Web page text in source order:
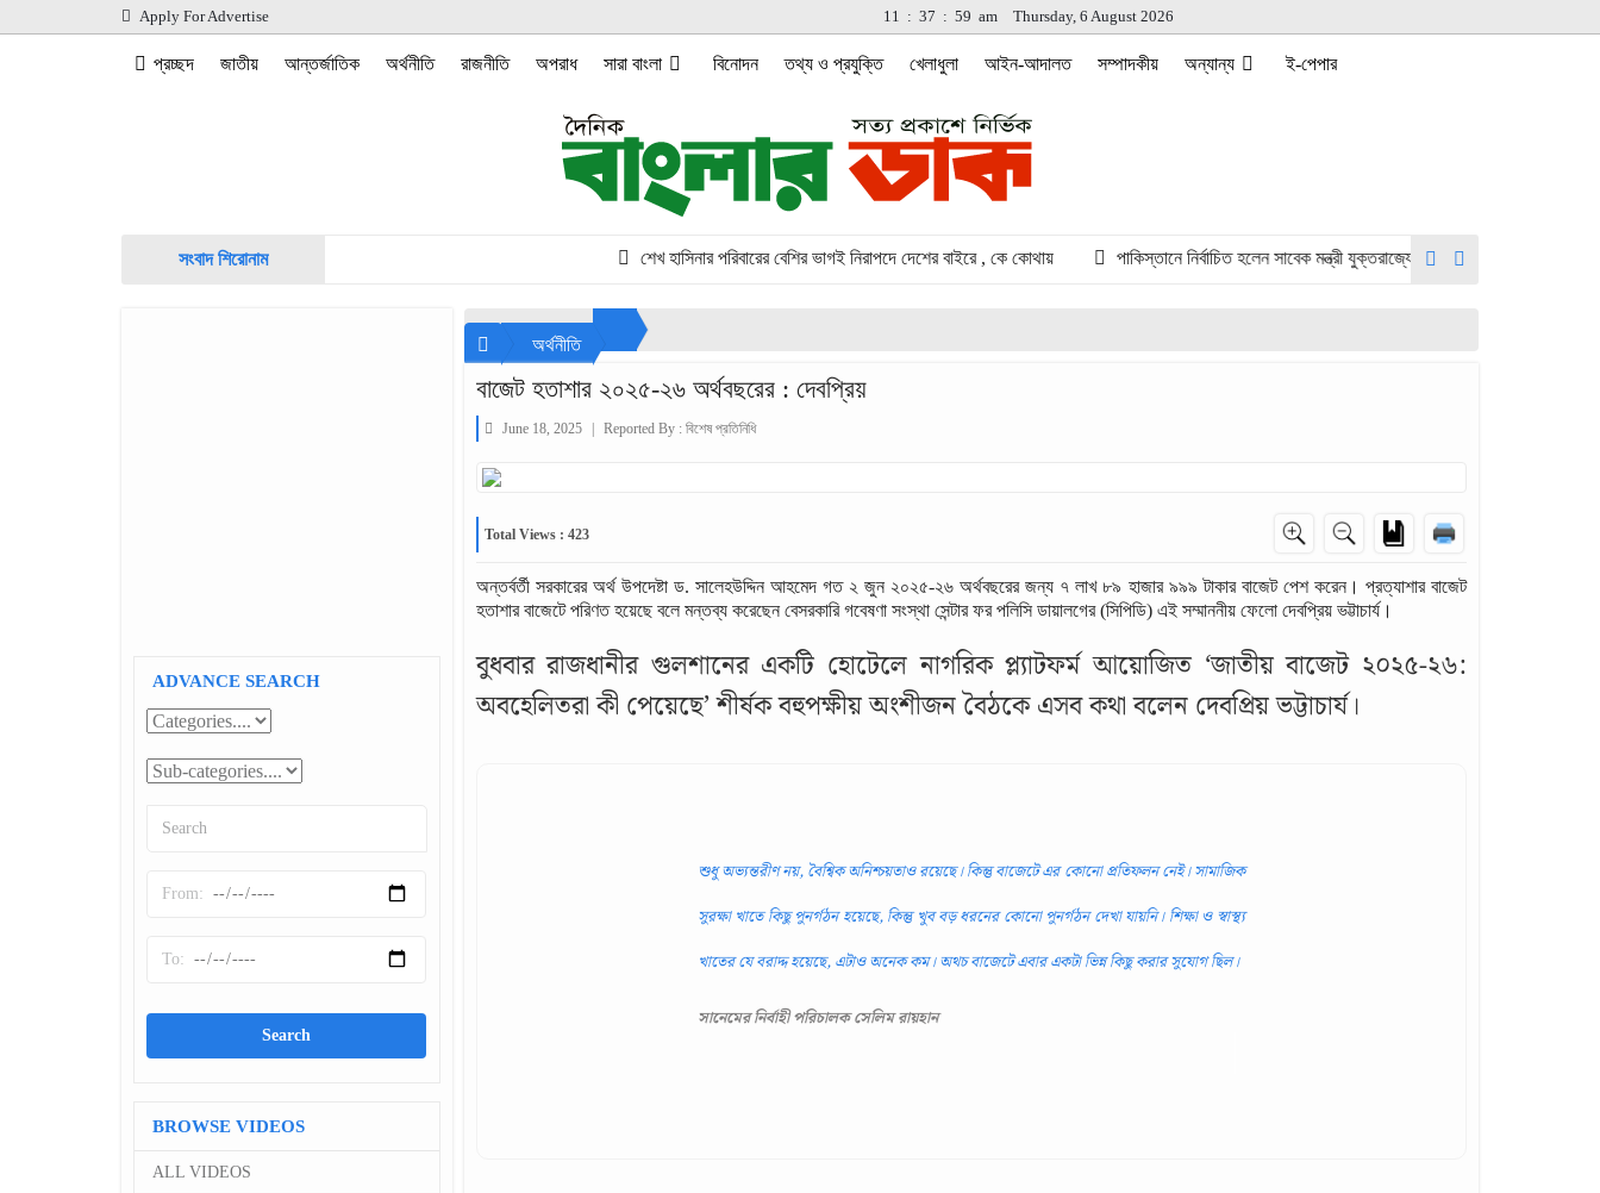
Apply For Advertise 11 : 37 : 59 am Thursday, 6 August 2026
প্রচ্ছদ জাতীয় আন্তর্জাতিক অর্থনীতি রাজনীতি অপরাধ সারা বাংলা বিনোদন তথ্য ও প্রযুক্তি খেলাধুলা আইন-আদালত সম্পাদকীয় অন্যান্য ই-পেপার
সংবাদ শিরোনাম শেখ হাসিনার পরিবারের বেশির ভাগই নিরাপদে দেশের বাইরে , কে কোথায় পাকিস্তানে নির্বাচিত হলেন সাবেক মন্ত্রী যুক্তরাজ্যে ধর্ষণ মামলায় জামিনে,
ADVANCE SEARCH
BROWSE VIDEOS
ALL VIDEOS
অর্থনীতি
বাজেট হতাশার ২০২৫-২৬ অর্থবছরের : দেবপ্রিয়
June 18, 2025 Reported By : বিশেষ প্রতিনিধি
Total Views : 423
অন্তর্বর্তী সরকারের অর্থ উপদেষ্টা ড. সালেহউদ্দিন আহমেদ গত ২ জুন ২০২৫-২৬ অর্থবছরের জন্য ৭ লাখ ৮৯ হাজার ৯৯৯ টাকার বাজেট পেশ করেন। প্রত্যাশার বাজেট
হতাশার বাজেটে পরিণত হয়েছে বলে মন্তব্য করেছেন বেসরকারি গবেষণা সংস্থা সেন্টার ফর পলিসি ডায়ালগের (সিপিডি) এই সম্মাননীয় ফেলো দেবপ্রিয় ভট্টাচার্য।
বুধবার রাজধানীর গুলশানের একটি হোটেলে নাগরিক প্ল্যাটফর্ম আয়োজিত ‘জাতীয় বাজেট ২০২৫-২৬:
অবহেলিতরা কী পেয়েছে’ শীর্ষক বহুপক্ষীয় অংশীজন বৈঠকে এসব কথা বলেন দেবপ্রিয় ভট্টাচার্য।
শুধু অভ্যন্তরীণ নয়, বৈশ্বিক অনিশ্চয়তাও রয়েছে। কিন্তু বাজেটে এর কোনো প্রতিফলন নেই। সামাজিক
সুরক্ষা খাতে কিছু পুনর্গঠন হয়েছে, কিন্তু খুব বড় ধরনের কোনো পুনর্গঠন দেখা যায়নি। শিক্ষা ও স্বাস্থ্য
খাতের যে বরাদ্দ হয়েছে, এটাও অনেক কম। অথচ বাজেটে এবার একটা ভিন্ন কিছু করার সুযোগ ছিল।
সানেমের নির্বাহী পরিচালক সেলিম রায়হান